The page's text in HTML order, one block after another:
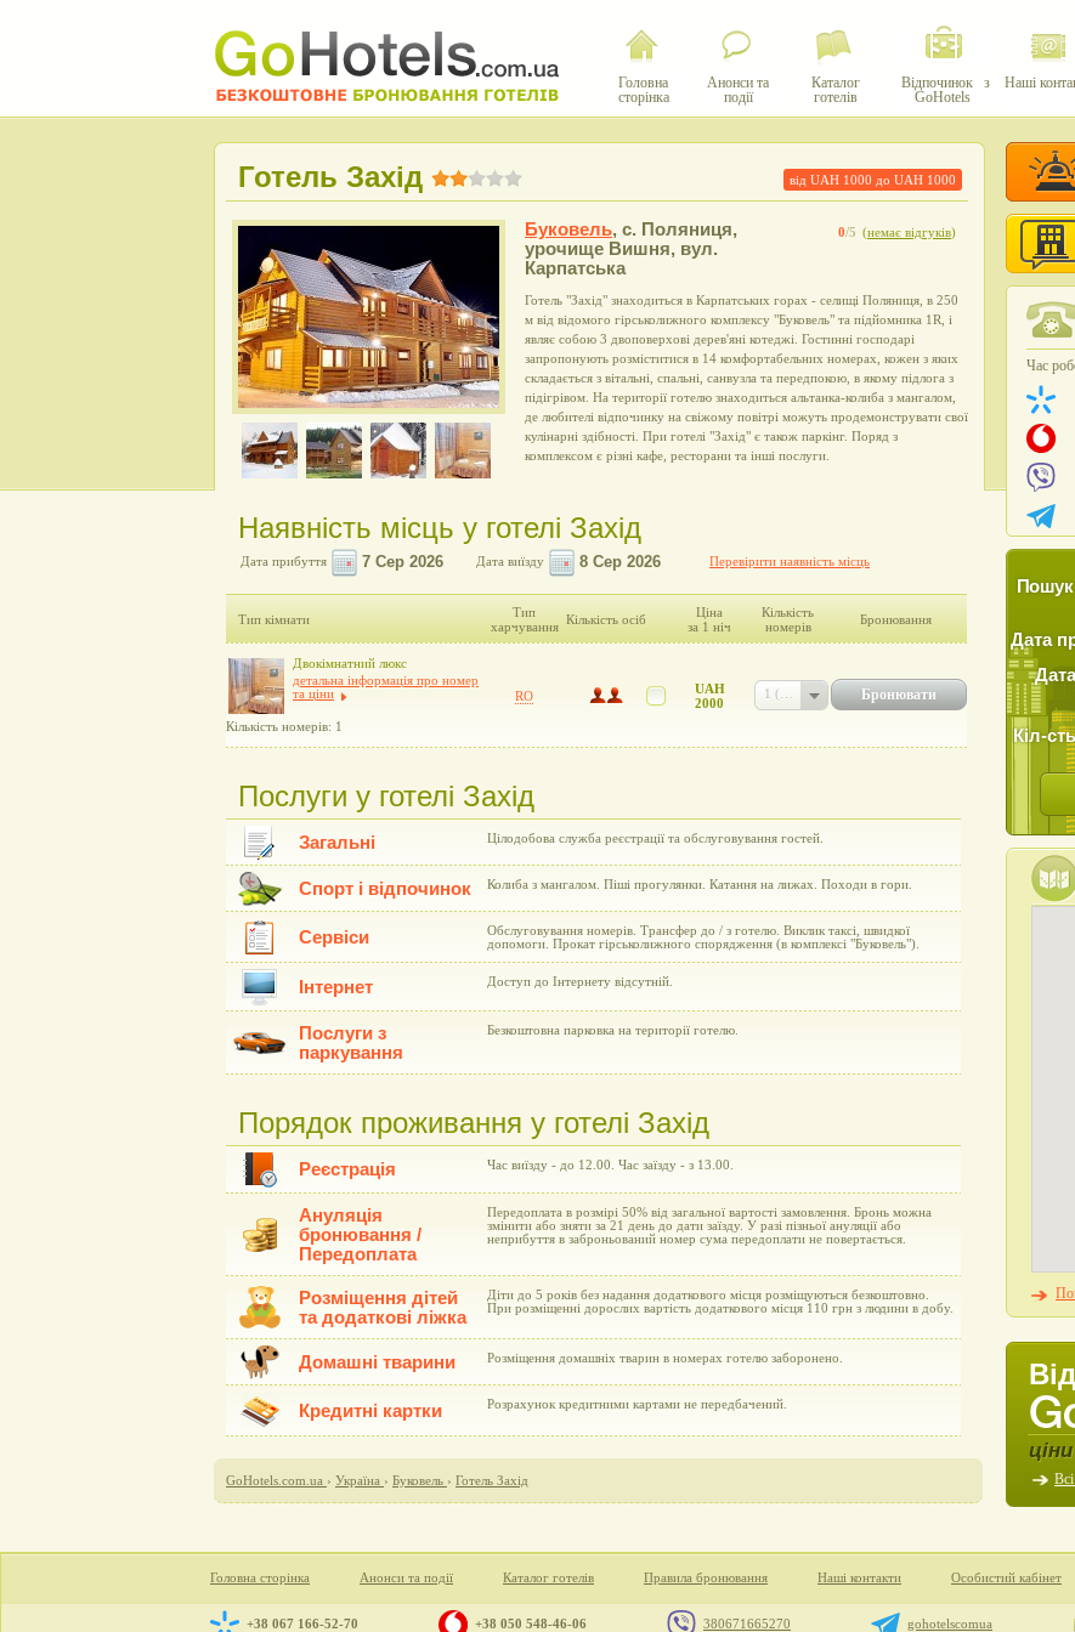
Головна
сторінка
Анонси та
події
Каталог
готелів
Відпочинок з
GoHotels
Наші
від UAH 1000 до UAH 1000
Готель Захід
0/5 (немає відгуків)
Буковель, с. Поляниця,
урочище Вишня, вул.
Карпатська
Готель "Захід" знаходиться в Карпатських горах - селищі Поляниця, в 250
м від відомого гірськолижного комплексу "Буковель" та підйомника 1R, і
являє собою 3 двоповерхові дерев'яні котеджі. Гостинні господарі
запропонують розміститися в 14 комфортабельних номерах, кожен з яких
складається з вітальні, спальні, санвузла та передпокою, в якому підлога з
підігрівом. На території готелю знаходиться альтанка-колиба з мангалом,
де любителі відпочинку на свіжому повітрі можуть продемонструвати свої
кулінарні здібності. При готелі "Захід" є також паркінг. Поряд з
комплексом є різні кафе, ресторани та інші послуги.
Наявність місць у готелі Захід
Дата прибуття Дата виїзду Перевірити наявність місць
Тип кімнати
Тип
харчування Кількість осіб
Ціна
за 1 ніч
Кількість
номерів
Бронювання
Двокімнатний люкс
детальна інформація про номер
та ціни
Кількість номерів: 1
RO
UAH
2000
Бронювати
Послуги у готелі Захід
Загальні Цілодобова служба реєстрації та обслуговування гостей.
Спорт і відпочинок Колиба з мангалом. Піші прогулянки. Катання на лижах. Походи в гори.
Сервіси
Обслуговування номерів. Трансфер до / з готелю. Виклик таксі, швидкої
допомоги. Прокат гірськолижного спорядження (в комплексі "Буковель").
Інтернет Доступ до Інтернету відсутній.
Послуги з
паркування
Безкоштовна парковка на території готелю.
Порядок проживання у готелі Захід
Реєстрація Час виїзду - до 12.00. Час заїзду - з 13.00.
Ануляція
бронювання /
Передоплата
Передоплата в розмірі 50% від загальної вартості замовлення. Бронь можна
змінити або зняти за 21 день до дати заїзду. У разі пізньої ануляції або
неприбуття в заброньований номер сума передоплати не повертається.
Розміщення дітей
та додаткові ліжка
Діти до 5 років без надання додаткового місця розміщуються безкоштовно.
При розміщенні дорослих вартість додаткового місця 110 грн з людини в добу.
Домашні тварини Розміщення домашніх тварин в номерах готелю заборонено.
Кредитні картки Розрахунок кредитними картами не передбачений.
GoHotels.com.ua › Україна › Буковель › Готель Захід
Час
Пошук
Дата
Кіл-
Головна сторінка Анонси та події Каталог готелів Правила бронювання Наші контакти Особистий кабінет
+38 067 166-52-70 +38 050 548-46-06 380671665270 gohotelscomua